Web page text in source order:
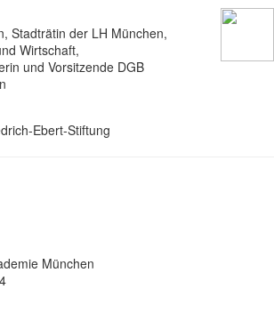
Stadträtin der LH München,
Wirtschaft,
und Vorsitzende DGB
Ebert-Stiftung
München